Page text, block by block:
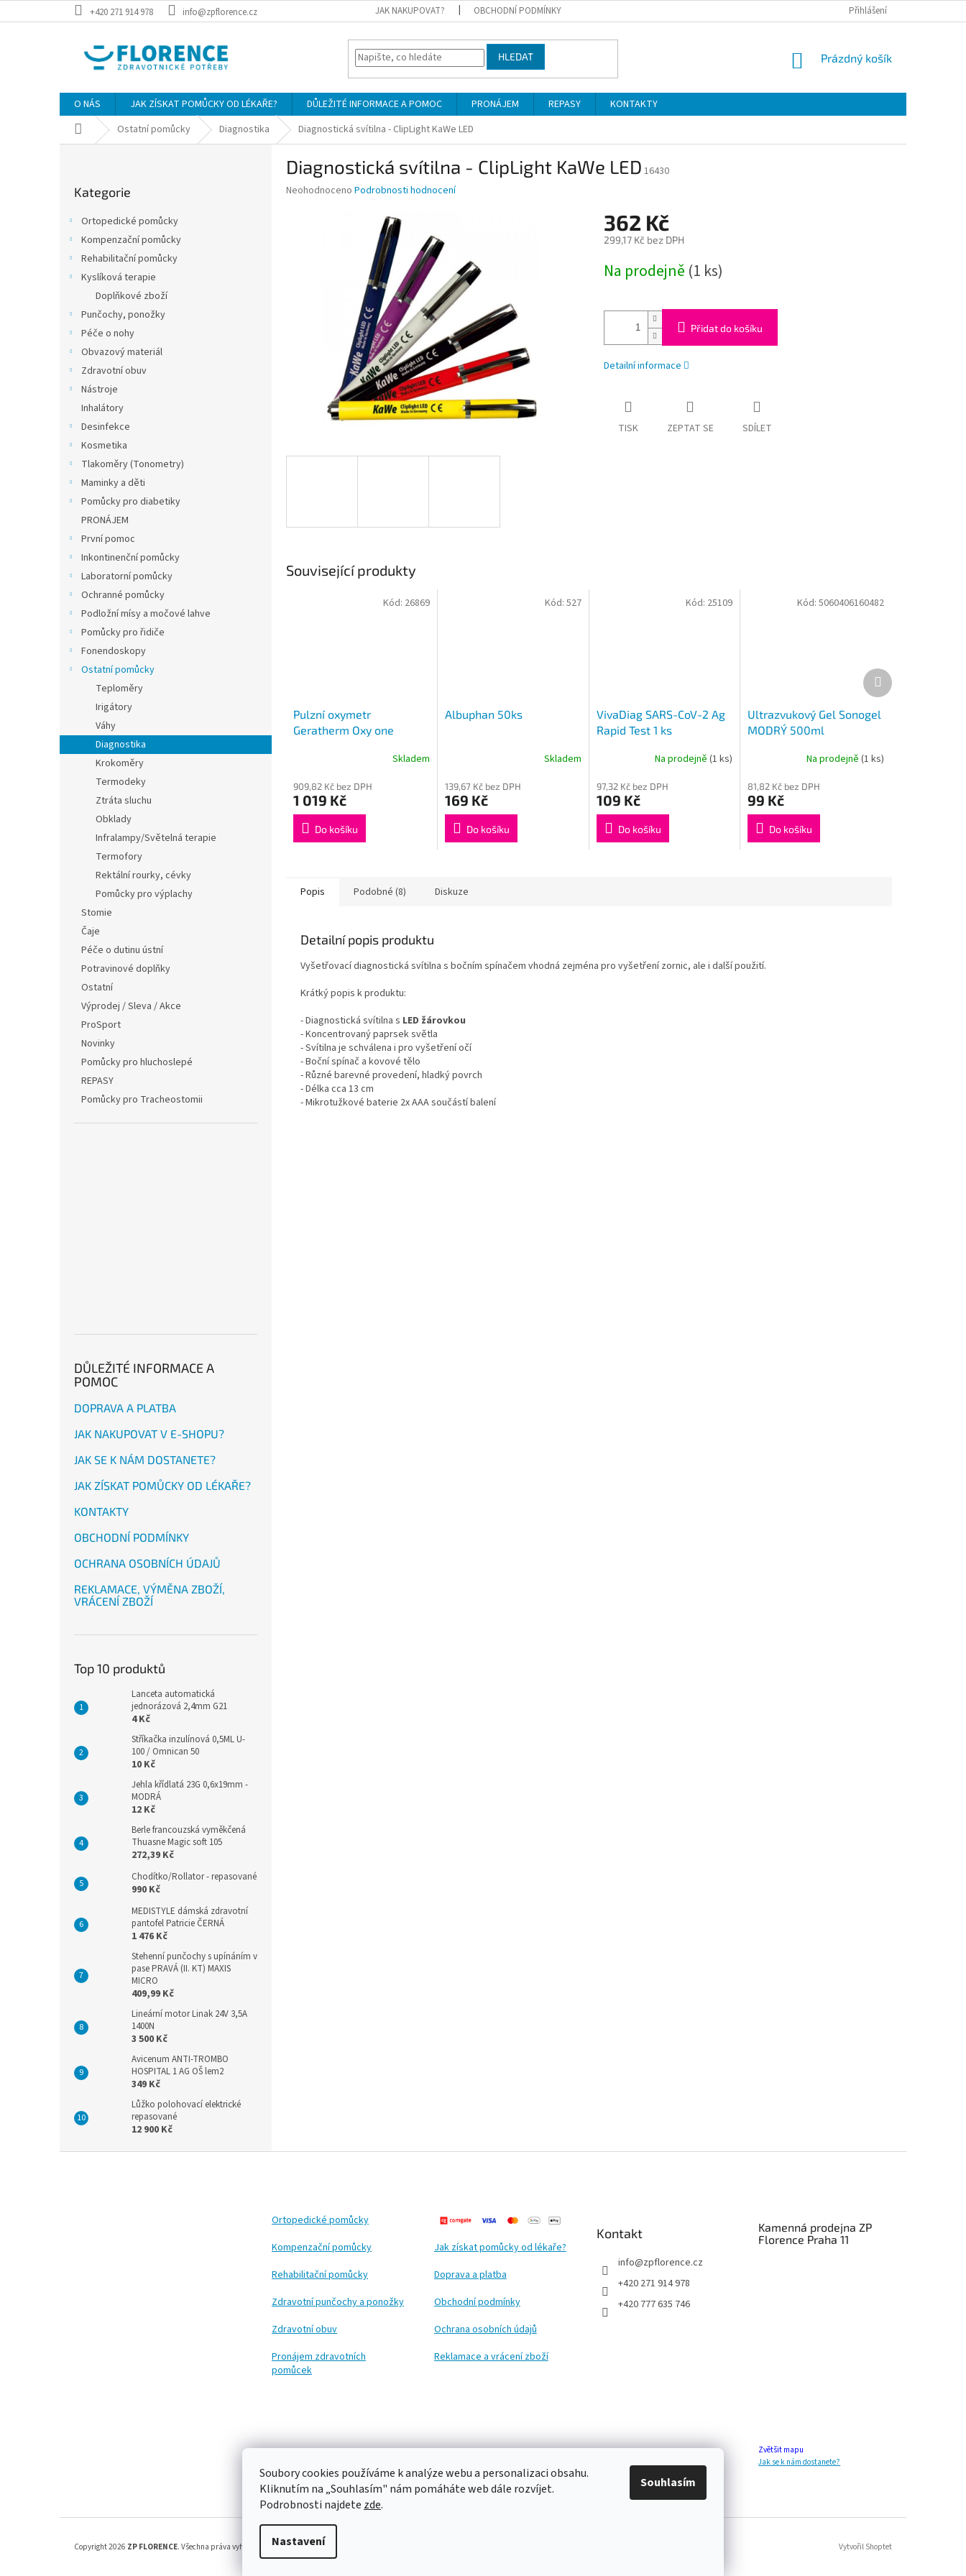
Soubory cookies používáme k analýze webu a personalizaci obsahu.
Kliknutím na „Souhlasím" nám pomáháte web dále rozvíjet.
Podrobnosti najdete zde.
Nastavení
Souhlasím
na
+420 271 914 978 info@zpflorence.cz JAK NAKUPOVAT? OBCHODNÍ PODMÍNKY Přihlášení
HLEDAT
NÁKUPNÍ
Prázdný košík
O NÁS JAK ZÍSKAT POMŮCKY OD LÉKAŘE? DŮLEŽITÉ INFORMACE A POMOC PRONÁJEM REPASY
KONTAKTY
Domů Ostatní pomůcky Diagnostika Diagnostická svítilna - ClipLight KaWe LED
kategorie
Kategorie
Ortopedické pomůcky
Kompenzační pomůcky
Rehabilitační pomůcky
Kyslíková terapie
Doplňkové zboží
Punčochy, ponožky
Péče o nohy
Obvazový materiál
Zdravotní obuv
Nástroje
Inhalátory
Desinfekce
Kosmetika
Tlakoměry (Tonometry)
Maminky a děti
Pomůcky pro diabetiky
PRONÁJEM
První pomoc
Inkontinenční pomůcky
Laboratorní pomůcky
Ochranné pomůcky
Podložní mísy a močové lahve
Pomůcky pro řidiče
Fonendoskopy
Ostatní pomůcky
Teploměry
Irigátory
Váhy
Diagnostika
Krokoměry
Termodeky
Ztráta sluchu
Obklady
Infralampy/Světelná terapie
Termofory
Rektální rourky, cévky
Pomůcky pro výplachy
Stomie
Čaje
Péče o dutinu ústní
Potravinové doplňky
Ostatní
Výprodej / Sleva / Akce
ProSport
Novinky
Pomůcky pro hluchoslepé
REPASY
Pomůcky pro Tracheostomii
DŮLEŽITÉ INFORMACE A
POMOC
DOPRAVA A PLATBA
JAK NAKUPOVAT V E-SHOPU?
JAK SE K NÁM DOSTANETE?
JAK ZÍSKAT POMŮCKY OD LÉKAŘE?
KONTAKTY
OBCHODNÍ PODMÍNKY
OCHRANA OSOBNÍCH ÚDAJŮ
REKLAMACE, VÝMĚNA ZBOŽÍ,
VRÁCENÍ ZBOŽÍ
Top 10 produktů
Lanceta automatická
jednorázová 2,4mm G21
4 Kč
Stříkačka inzulínová 0,5ML U-
100 / Omnican 50
10 Kč
Jehla křídlatá 23G 0,6x19mm -
MODRÁ
12 Kč
Berle francouzská vyměkčená
Thuasne Magic soft 105
272,39 Kč
Chodítko/Rollator - repasované
990 Kč
MEDISTYLE dámská zdravotní
pantofel Patricie ČERNÁ
1 476 Kč
Stehenní punčochy s upínáním v
pase PRAVÁ (II. KT) MAXIS
MICRO
409,99 Kč
Lineární motor Linak 24V 3,5A
1400N
3 500 Kč
Avicenum ANTI-TROMBO
HOSPITAL 1 AG OŠ lem2
349 Kč
Lůžko polohovací elektrické
repasované
12 900 Kč
Diagnostická svítilna - ClipLight KaWe LED 16430
Průměrné
Neohodnoceno Podrobnosti hodnocení
362 Kč
299,17 Kč bez DPH
cena:
Na prodejně (1 ks)
Přidat do košíku
Detailní informace
TISK ZEPTAT SE SDÍLET
Související produkty
Pulzní oxymetr
Geratherm Oxy one
Skladem
909,82 Kč bez DPH
1 019 Kč
Do košíku
Kód: 26869
Albuphan 50ks
produktu
je
4,0
5
Skladem
139,67 Kč bez DPH
169 Kč
Do košíku
Kód: 527
VivaDiag SARS-CoV-2 Ag
Rapid Test 1 ks
Na prodejně(1 ks)
97,32 Kč bez DPH
109 Kč
Do košíku
Kód: 25109
Ultrazvukový Gel Sonogel
MODRÝ 500ml
Na prodejně (1 ks)
81,82 Kč bez DPH
99 Kč
Do košíku
Kód: 5060406160482
Další
produkt
Popis Podobné (8) Diskuze
Detailní popis produktu
Vyšetřovací diagnostická svítilna s bočním spínačem vhodná zejména pro vyšetření zornic, ale i další použití.
Krátký popis k produktu:
- Diagnostická svítilna s LED žárovkou
- Koncentrovaný paprsek světla
- Svítilna je schválena i pro vyšetření očí
- Boční spínač a kovové tělo
- Různé barevné provedení, hladký povrch
- Délka cca 13 cm
- Mikrotužkové baterie 2x AAA součástí balení
Ortopedické pomůcky
Kompenzační pomůcky
Rehabilitační pomůcky
Zdravotní punčochy a ponožky
Zdravotní obuv
Pronájem zdravotních
pomůcek
Jak získat pomůcky od lékaře?
Doprava a platba
Obchodní podmínky
Ochrana osobních údajů
Reklamace a vrácení zboží
Kontakt
info@zpflorence.cz
+420 271 914 978
+420 777 635 746
Kamenná prodejna ZP
Florence Praha 11
Zvětšit mapu
Jak se k nám dostanete?
Vytvořil Shoptet
Copyright 2026 ZP FLORENCE. Všechna práva vyhrazena.